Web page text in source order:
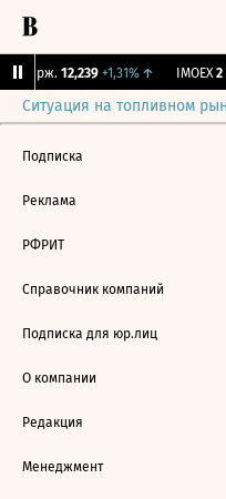
Бирж. 12,239 +1,31%↑ IMOEX 2
Ситуация на топливном
Подписка
Реклама
РФРИТ
Справочник компаний
Подписка для юр.лиц
О компании
Редакция
Менеджмент